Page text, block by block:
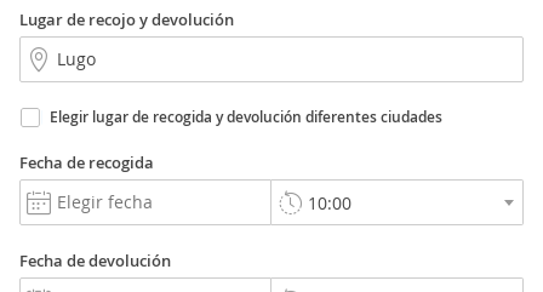
Lugar de recojo y devolución
Elegir lugar de recogida y devolución diferentes ciudades
Fecha de recogida
Fecha de devolución